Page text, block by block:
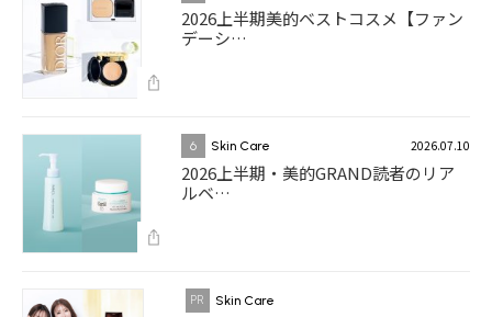
2026上半期美的ベストコスメ【ファン
デーシ…
6 Skin Care 2026.07.10
2026上半期・美的GRAND読者のリア
ルベ…
Skin Care